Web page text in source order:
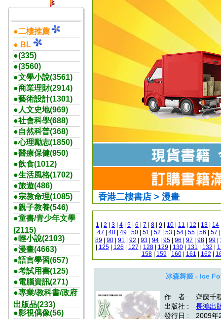
●二樓推薦
● BL
●(335)
●(3560)
●文學小說(3561)
●商業理財(2914)
●藝術設計(1301)
●人文史地(969)
●社會科學(688)
●自然科普(368)
●心理勵志(1850)
●醫療保健(950)
●飲食(1012)
●生活風格(1702)
●旅遊(486)
●宗教命理(1085)
●親子教養(546)
●童書/青少年文學
(2115)
●輕小說(2103)
●漫畫(4663)
●語言學習(657)
●考試用書(125)
●電腦資訊(271)
●專業/教科書/政府
出版品(233)
●影視偶像(56)
香港二樓書店 > 漫畫
1 2 3 4 5 6 7 8 9 10 11 12 13 14
47
48| 49| 50| 51 52 53| 54| 55| 56 57
89
90 91 92 93 94 95 96 97 98 99
125| 126 127 128| 129| 130| 131 132
158| 159| 160| 161 162
冰森舞姬 - Ice
作 者 : 齊藤千
出版社 : 長鴻出
發行日 : 2009年